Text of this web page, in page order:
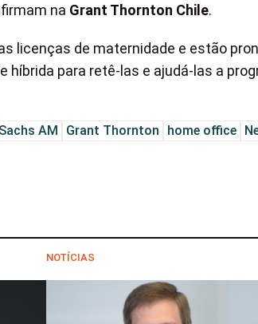
na Grant Thornton Chile.
licenças de maternidade e estão
híbrida para retê-las e ajudá-las a
AM Grant Thornton home office
NOTÍCIAS